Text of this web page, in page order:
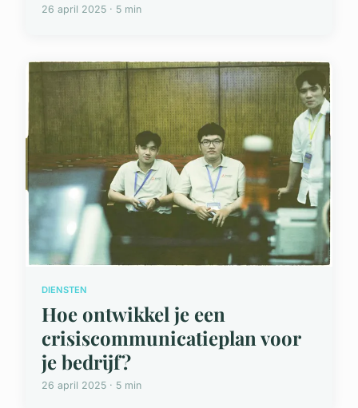
26 april 2025 · 5 min
DIENSTEN
Hoe ontwikkel je een
crisiscommunicatieplan voor
je bedrijf?
26 april 2025 · 5 min